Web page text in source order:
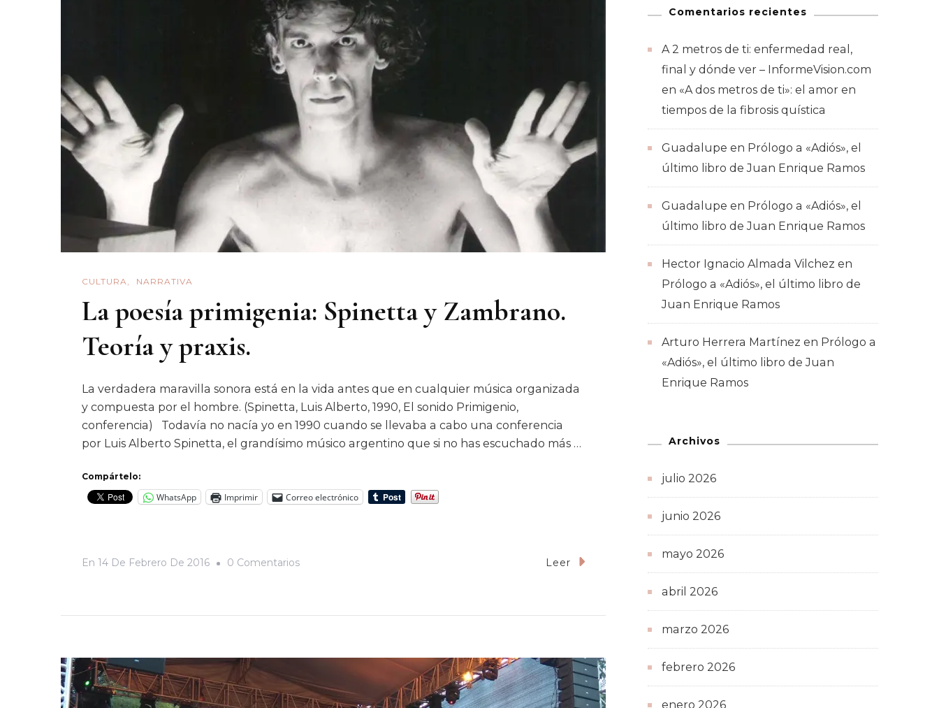
CULTURA NARRATIVA
La poesía primigenia: Spinetta y Zambrano.
Teoría y praxis.
La verdadera maravilla sonora está en la vida antes que en cualquier música organizada
y compuesta por el hombre. (Spinetta, Luis Alberto, 1990, El sonido Primigenio,
conferencia) Todavía no nacía yo en 1990 cuando se llevaba a cabo una conferencia
por Luis Alberto Spinetta, el grandísimo músico argentino que si no has escuchado más …
Compártelo:
WhatsApp Imprimir Correo electrónico
En 14 De Febrero De 2016 0 ComentariosEn
Zambrano.
Teoría
Leer
Comentarios recientes
A 2 metros de ti: enfermedad real,
final y dónde ver – InformeVision.com
en «A dos metros de ti»: el amor en
tiempos de la fibrosis quística
Guadalupe en Prólogo a «Adiós», el
último libro de Juan Enrique Ramos
Guadalupe en Prólogo a «Adiós», el
último libro de Juan Enrique Ramos
Hector Ignacio Almada Vilchez en
Prólogo a «Adiós», el último libro de
Juan Enrique Ramos
Arturo Herrera Martínez en Prólogo a
«Adiós», el último libro de Juan
Enrique Ramos
Archivos
julio 2026
junio 2026
mayo 2026
abril 2026
marzo 2026
febrero 2026
enero 2026